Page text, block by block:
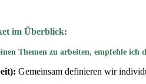
im Überblick:
Themen zu arbeiten, empfehle
Gemeinsam definieren wir